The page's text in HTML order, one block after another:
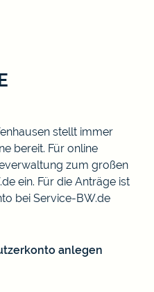
stellt immer
bereit. Für online
zum großen
ein. Für die Anträge ist
bei Service-BW.de
anlegen